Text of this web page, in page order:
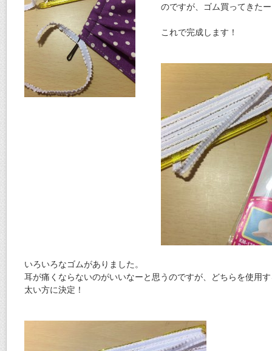
のですが、ゴム買ってきた
これで完成します！
いろいろなゴムがありました。
耳が痛くならないのがいいなーと思うのですが、どちらを使用
太い方に決定！